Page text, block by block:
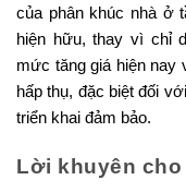
của phân khúc nhà ở
hiện hữu, thay vì chỉ
mức tăng giá hiện nay
hấp thụ, đặc biệt đối
triển khai đảm bảo.
Lời khuyên